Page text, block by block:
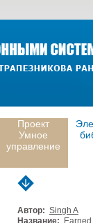
Проект
Умное
управление
Автор: Singh A
Название: